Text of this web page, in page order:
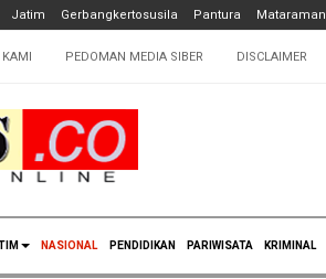
Jatim Gerbangkertosusila Pantura Mataraman
PEDOMAN MEDIA SIBER DISCLAIMER
NASIONAL PENDIDIKAN PARIWISATA KRIMINAL